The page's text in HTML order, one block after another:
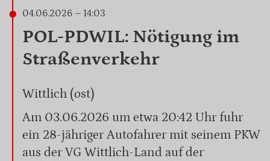
04.06.2026 – 14:03
POL-PDWIL: Nötigung im
Straßenverkehr
Wittlich (ost)
Am 03.06.2026 um etwa 20:42 Uhr fuhr
ein 28-jähriger Autofahrer mit seinem PKW
aus der VG Wittlich-Land auf der